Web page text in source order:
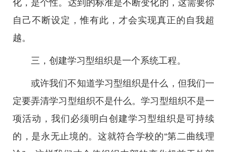
化，是个性。达到的标准是不断变化的，这需要你
自己不断设定，惟有此，才会实现真正的自我超
越。
三，创建学习型组织是一个系统工程。
或许我们不知道学习型组织是什么，但我们一
定要弄清学习型组织不是什么。学习型组织不是一
项活动，我们必须明白创建学习型组织是可持续
的，是永无止境的。这就符合学校的“第二曲线理